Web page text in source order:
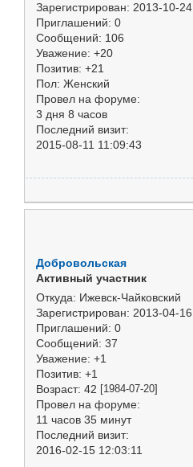
Зарегистрирован: 2013-10-24
Приглашений: 0
Сообщений: 106
Уважение: +20
Позитив: +21
Пол: Женский
Провел на форуме:
3 дня 8 часов
Последний визит:
2015-08-11 11:09:43
Добровольская
Активный участник
Откуда: Ижевск-Чайковский
Зарегистрирован: 2013-04-16
Приглашений: 0
Сообщений: 37
Уважение: +1
Позитив: +1
Возраст: 42 [1984-07-20]
Провел на форуме:
11 часов 35 минут
Последний визит:
2016-02-15 12:03:11